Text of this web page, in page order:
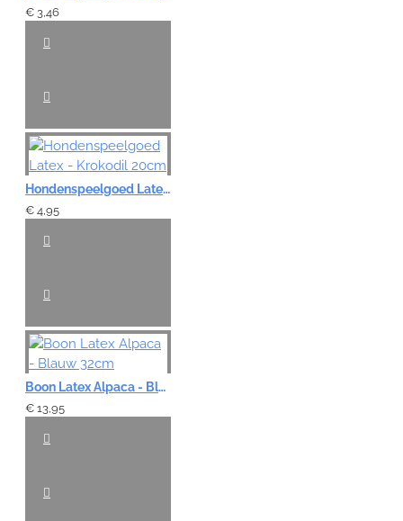
Slecht
€ 3,46
Hondenspeelgoed Latex - Krokodil 20cm
€ 4,95
Boon Latex Alpaca - Blauw 32cm
€ 13,95